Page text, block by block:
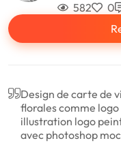
582 0
Design de carte de
florales comme
illustration logo
avec photoshop